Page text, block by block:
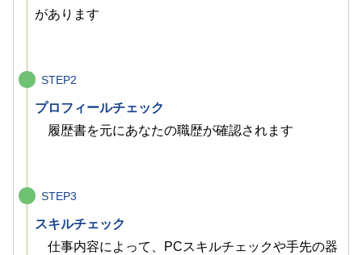
があります
STEP2
プロフィールチェック
履歴書を元にあなたの職歴が確認されます
STEP3
スキルチェック
仕事内容によって、PCスキルチェックや手先の器